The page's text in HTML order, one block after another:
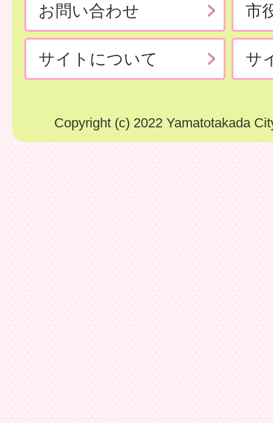
お問い合わせ 市
サイトについて サ
Copyright (c) 2022 Yamatotakada